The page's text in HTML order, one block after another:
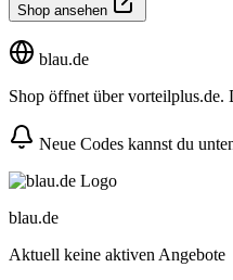
Shop ansehen
blau.de
Shop öffnet über vorteilplus.de.
Neue Codes kannst du
blau.de
Aktuell keine aktiven Angebote